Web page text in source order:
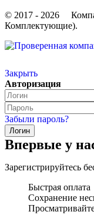
© 2017 - 2026
Комплектующие).
Закрыть
Авторизация
Забыли пароль?
Впервые у
Зарегистрируйтесь
Быстрая оплата
Сохранение